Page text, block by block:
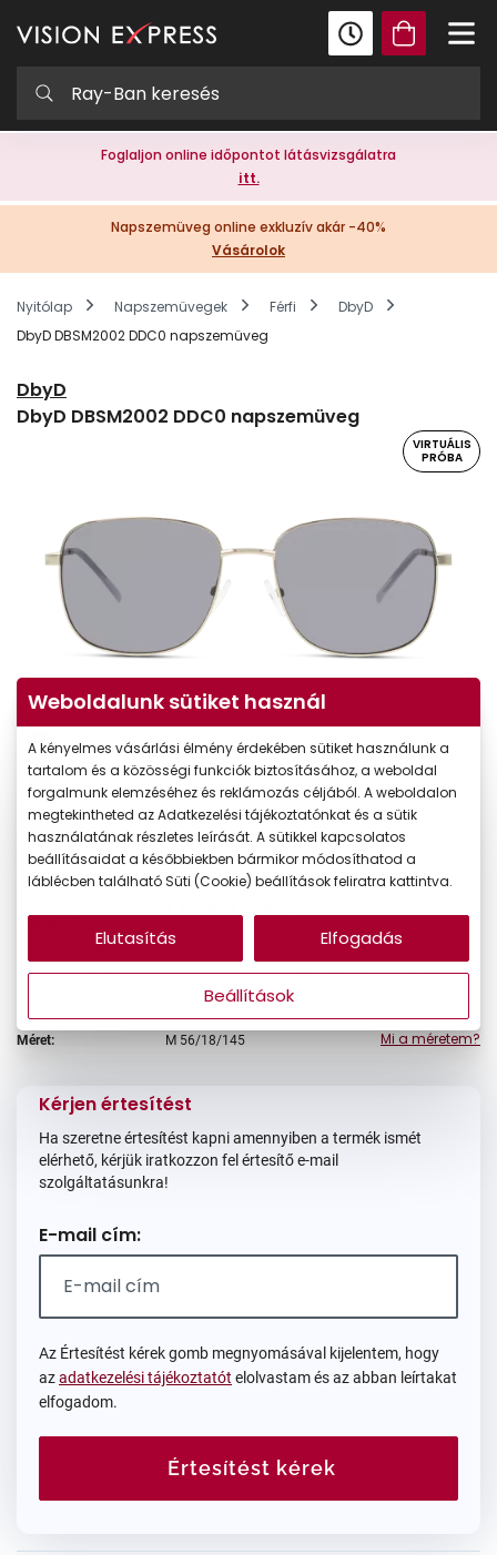
Foglaljon online időpontot látásvizsgálatra
itt.
Napszemüveg online exkluzív akár -40%
Vásárolok
Nyitólap Napszemüvegek Férfi
DbyD
DbyD DBSM2002 DDC0 napszemüveg
DbyD
DbyD DBSM2002 DDC0 napszemüveg
VIRTUÁLIS
PRÓBA
-35%
Korábbi ár: 23.090 Ft
Akciós ár: 15.009 Ft
Online megvásárolható Jelenleg nincs készleten
Méret: M 56/18/145 Mi a méretem?
Kérjen értesítést
Ha szeretne értesítést kapni amennyiben a termék ismét
elérhető, kérjük iratkozzon fel értesítő e-mail
szolgáltatásunkra!
E-mail cím:
Az Értesítést kérek gomb megnyomásával kijelentem, hogy
azadatkezelési tájékoztatót elolvastam és az abban leírtakat
elfogadom.
Értesítést kérek
Weboldalunk sütiket használ
A kényelmes vásárlási élmény érdekében sütiket használunk a
tartalom és a közösségi funkciók biztosításához, a weboldal
forgalmunk elemzéséhez és reklámozás céljából. A weboldalon
megtekintheted az Adatkezelési tájékoztatónkat és a sütik
használatának részletes leírását. A sütikkel kapcsolatos
beállításaidat a későbbiekben bármikor módosíthatod a
láblécben található Süti (Cookie) beállítások feliratra kattintva.
Beállítások
Elutasítás Elfogadás